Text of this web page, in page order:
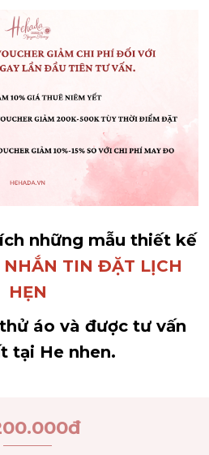
những mẫu thiết kế
NHẮN TIN ĐẶT LỊCH
HẸN
áo và được tư vấn
tại He nhen.
đ